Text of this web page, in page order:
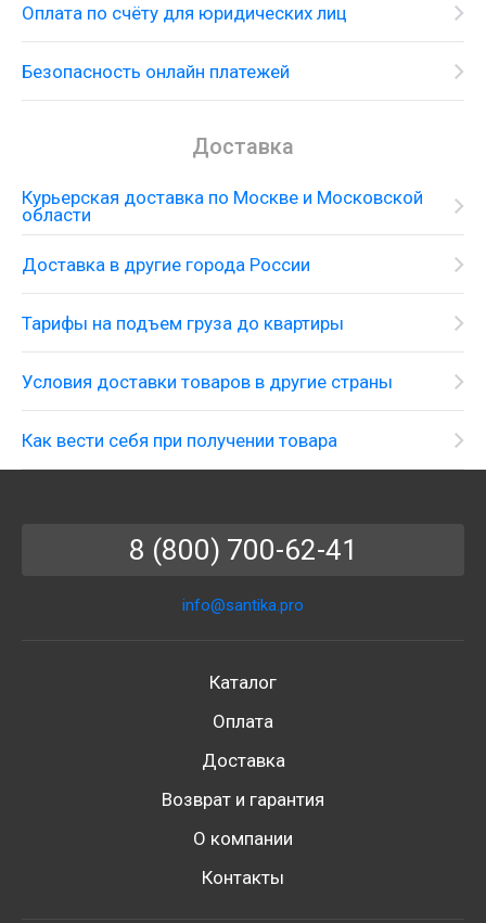
Оплата по счёту для юридических лиц
Безопасность онлайн платежей
Доставка
Курьерская доставка по Москве и Московской
области
Доставка в другие города России
Тарифы на подъем груза до квартиры
Условия доставки товаров в другие страны
Как вести себя при получении товара
8 (800) 700-62-41
info@santika.pro
Каталог
Оплата
Доставка
Возврат и гарантия
О компании
Контакты